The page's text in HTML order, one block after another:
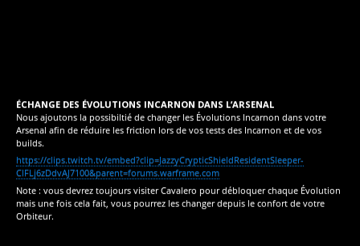
ÉCHANGE DES ÉVOLUTIONS INCARNON DANS L’ARSENAL
Nous ajoutons la possibiltié de changer les Évolutions Incarnon dans votre
Arsenal afin de réduire les friction lors de vos tests des Incarnon et de vos
builds.
https://clips.twitch.tv/embed?clip=JazzyCrypticShieldResidentSleeper-
ClFLj6zDdvAJ7100&parent=forums.warframe.com
Note : vous devrez toujours visiter Cavalero pour débloquer chaque Évolution
mais une fois cela fait, vous pourrez les changer depuis le confort de votre
Orbiteur.